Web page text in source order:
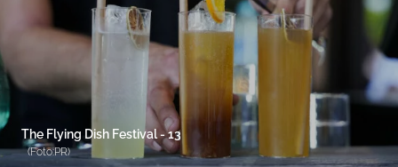
The Flying Dish Festival - 13
(Foto:PR)